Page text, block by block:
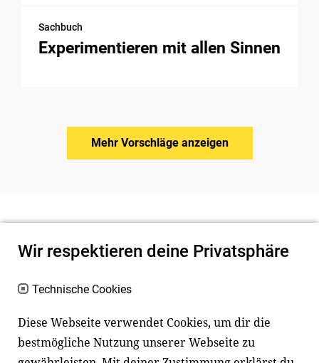
Sachbuch
Experimentieren mit allen Sinnen
Mehr Vorschläge anzeigen
Newsletter
Wir respektieren deine Privatsphäre
Technische Cookies
Diese Webseite verwendet Cookies, um dir die
bestmögliche Nutzung unserer Webseite zu